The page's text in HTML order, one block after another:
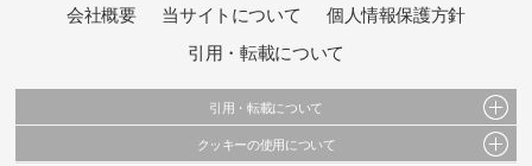
会社概要 当サイトについて
個人情報保護方針
引用・転載について
引用・転載について
当サイトで公開されている情報（文字、写真、イラスト、画像データ等）及びこれらの配
クッキーの使用について